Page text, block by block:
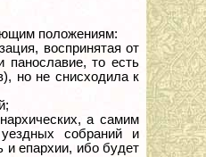
положениям:
воспринятая от
панославие, то есть
но не снисходила к
а самим
собраний и
и епархии, ибо будет